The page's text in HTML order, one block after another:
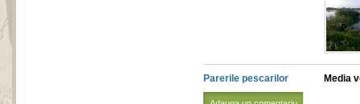
Parerile pescarilor Media